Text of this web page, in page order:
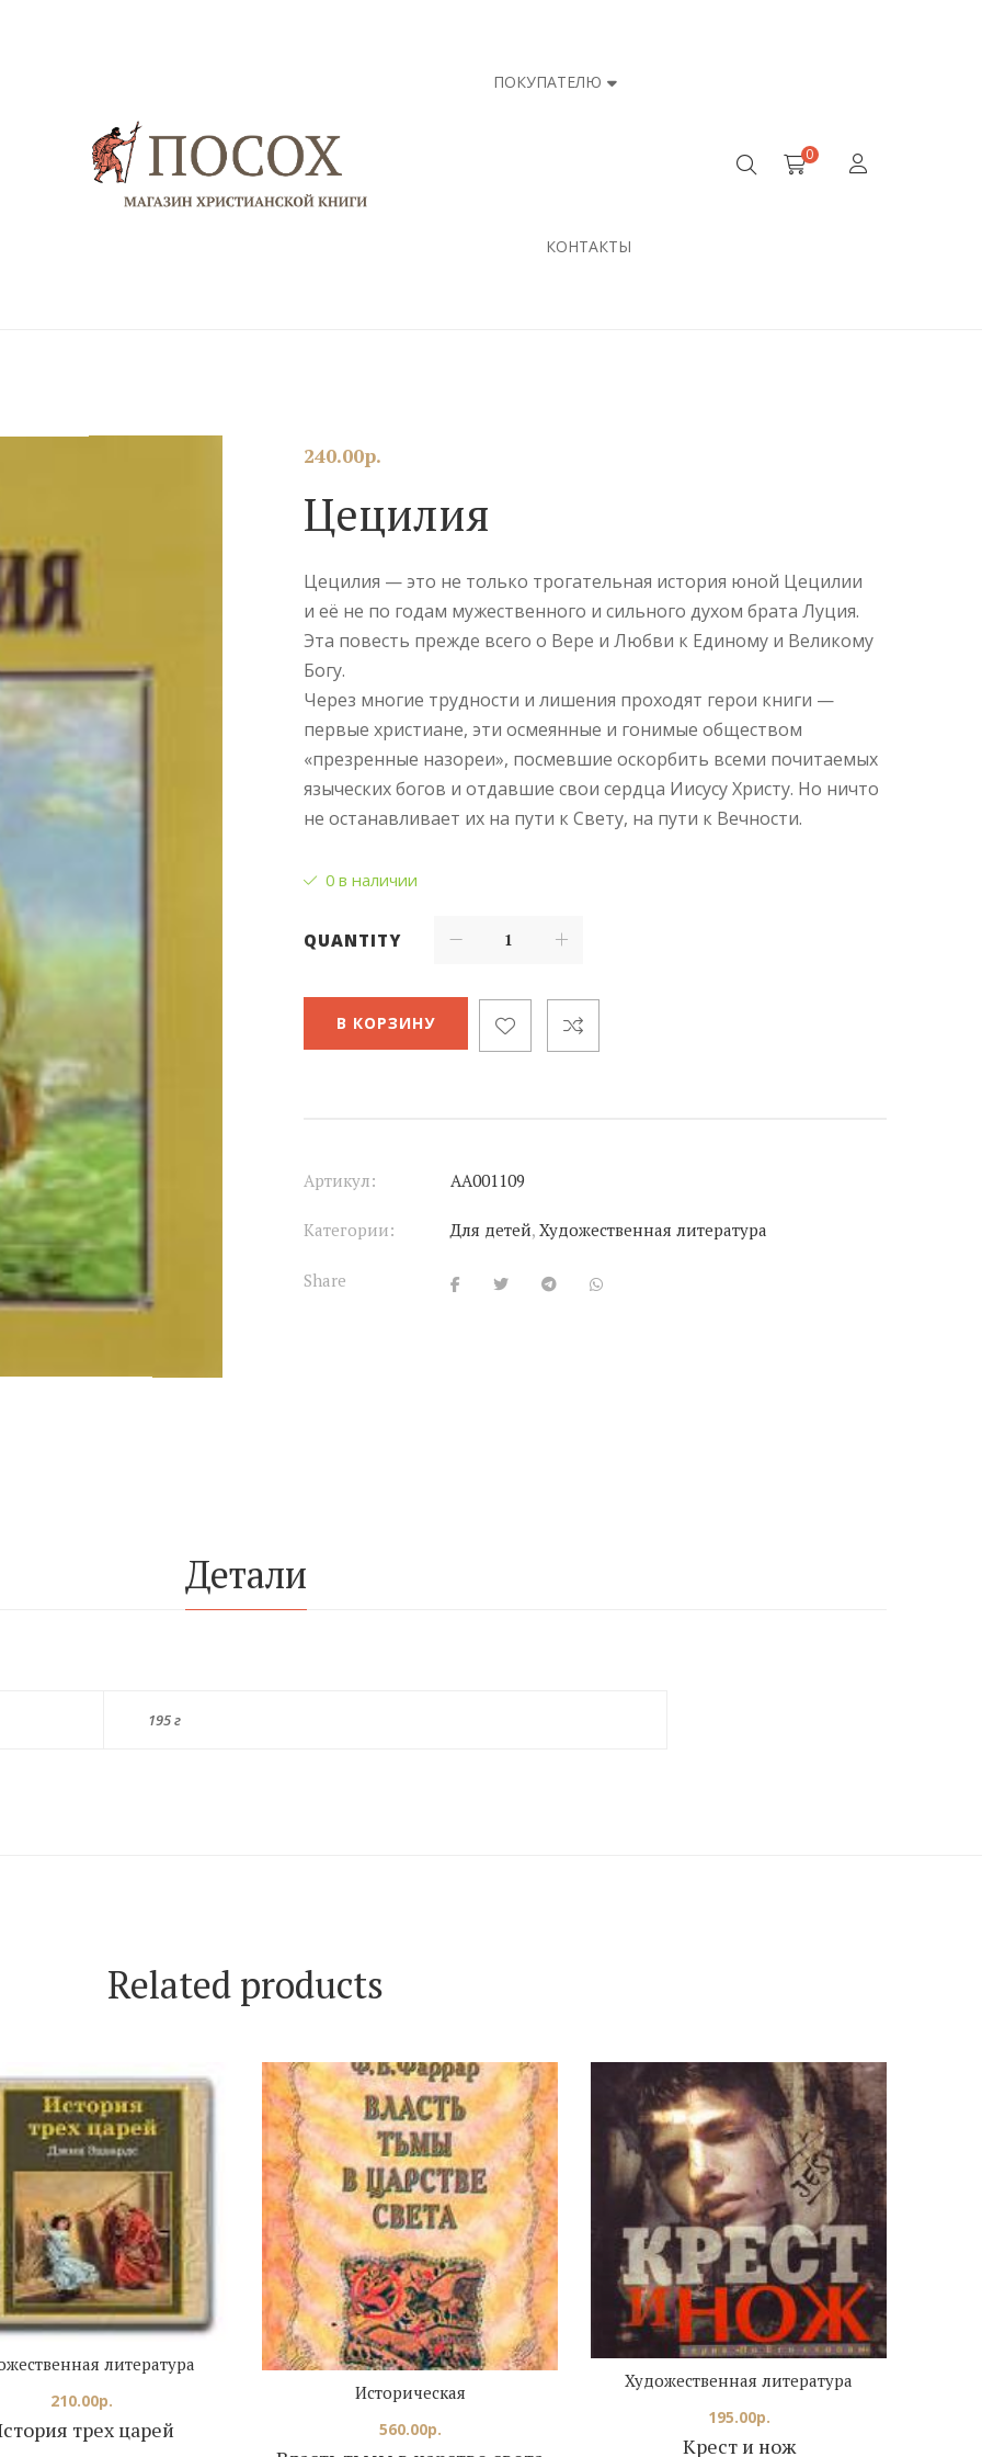
ПОКУПАТЕЛЮ
КОНТАКТЫ
0
240.00р.
Цецилия
Цецилия — это не только трогательная история юной Цецилии
и её не по годам мужественного и сильного духом брата Луция.
Эта повесть прежде всего о Вере и Любви к Единому и Великому
Богу.
Через многие трудности и лишения проходят герои книги —
первые христиане, эти осмеянные и гонимые обществом
«презренные назореи», посмевшие оскорбить всеми почитаемых
языческих богов и отдавшие свои сердца Иисусу Христу. Но ничто
не останавливает их на пути к Свету, на пути к Вечности.
0 в наличии
QUANTITY
В КОРЗИНУ
Артикул: АА001109
Категории: Для детей,Художественная литература
Share
Детали
195 г
Related products
трех царей
литература
210.00р. Историческая
560.00р.
Крест и нож
Художественная литература
195.00р.